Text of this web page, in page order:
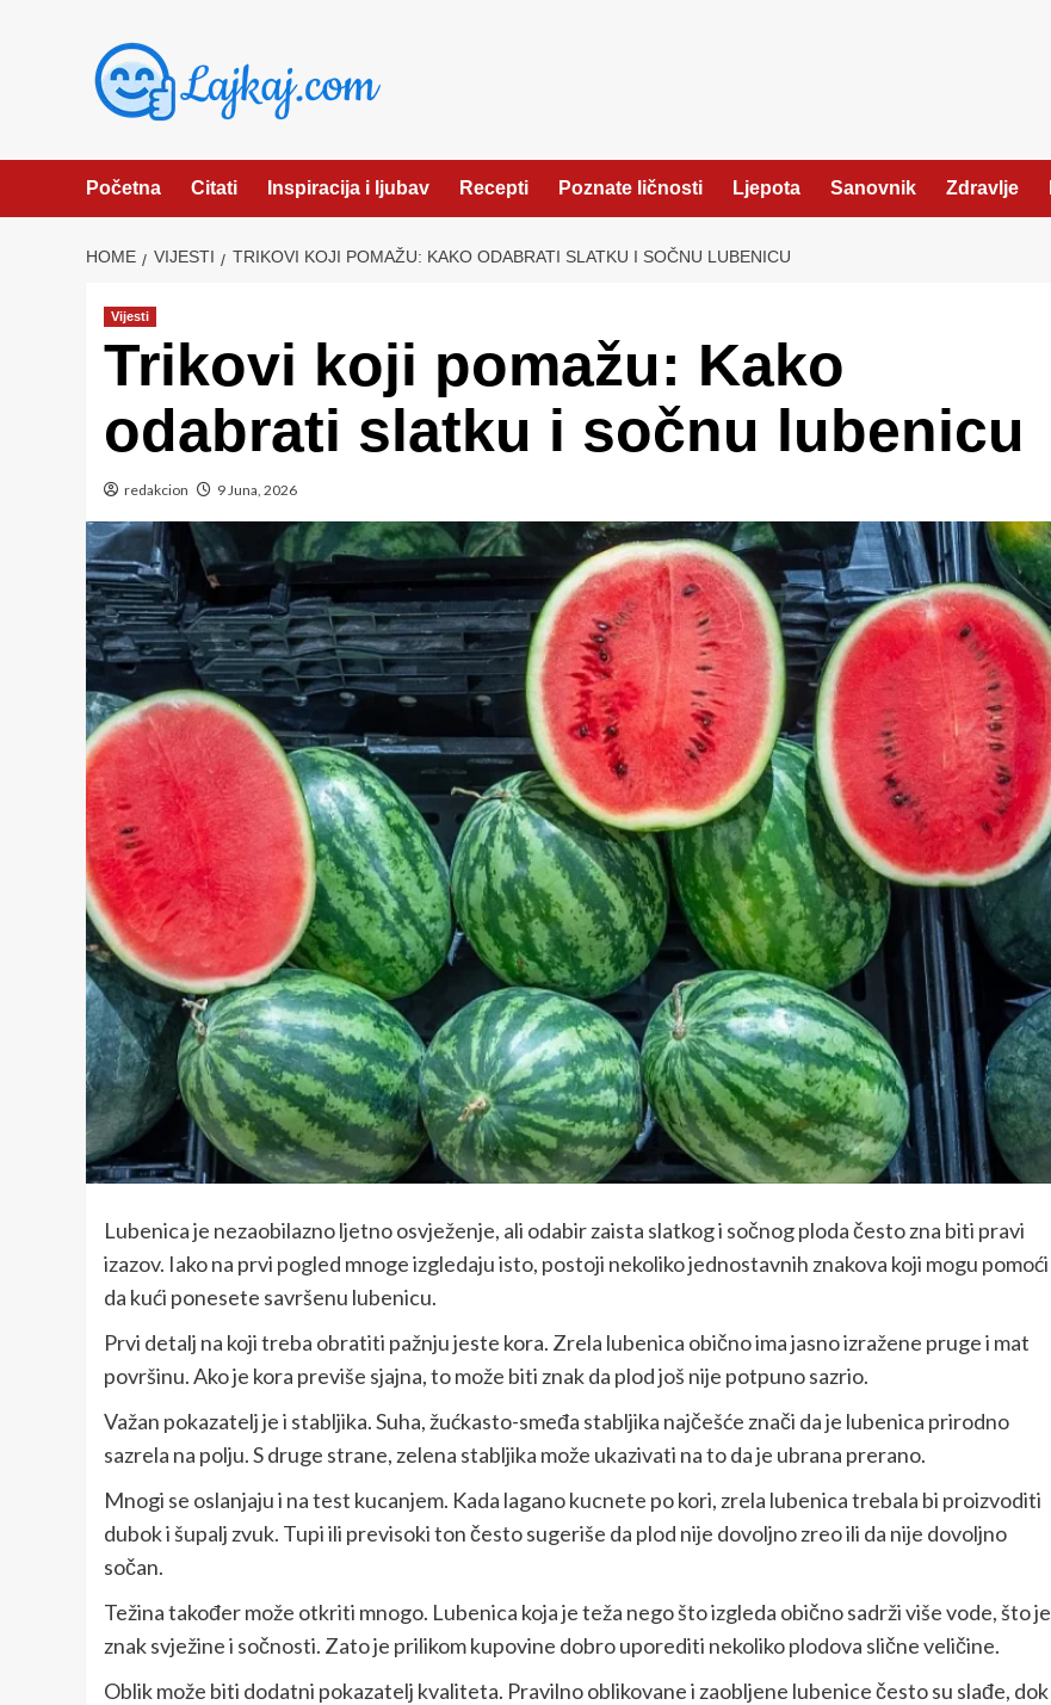
Početna Citati Inspiracija i ljubav Recepti Poznate ličnosti Ljepota Sanovnik Zdravlje
HOME VIJESTI TRIKOVI KOJI POMAŽU: KAKO ODABRATI SLATKU I SOČNU LUBENICU
Vijesti
Trikovi koji pomažu: Kako
odabrati slatku i sočnu lubenicu
redakcion 9 Juna, 2026
Lubenica je nezaobilazno ljetno osvježenje, ali odabir zaista slatkog i sočnog ploda često zna biti pravi
izazov. Iako na prvi pogled mnoge izgledaju isto, postoji nekoliko jednostavnih znakova koji mogu pomoći
da kući ponesete savršenu lubenicu.
Prvi detalj na koji treba obratiti pažnju jeste kora. Zrela lubenica obično ima jasno izražene pruge i mat
površinu. Ako je kora previše sjajna, to može biti znak da plod još nije potpuno sazrio.
Važan pokazatelj je i stabljika. Suha, žućkasto-smeđa stabljika najčešće znači da je lubenica prirodno
sazrela na polju. S druge strane, zelena stabljika može ukazivati na to da je ubrana prerano.
Mnogi se oslanjaju i na test kucanjem. Kada lagano kucnete po kori, zrela lubenica trebala bi proizvoditi
dubok i šupalj zvuk. Tupi ili previsoki ton često sugeriše da plod nije dovoljno zreo ili da nije dovoljno
sočan.
Težina također može otkriti mnogo. Lubenica koja je teža nego što izgleda obično sadrži više vode, što je
znak svježine i sočnosti. Zato je prilikom kupovine dobro uporediti nekoliko plodova slične veličine.
Oblik može biti dodatni pokazatelj kvaliteta. Pravilno oblikovane i zaobljene lubenice često su slađe, dok